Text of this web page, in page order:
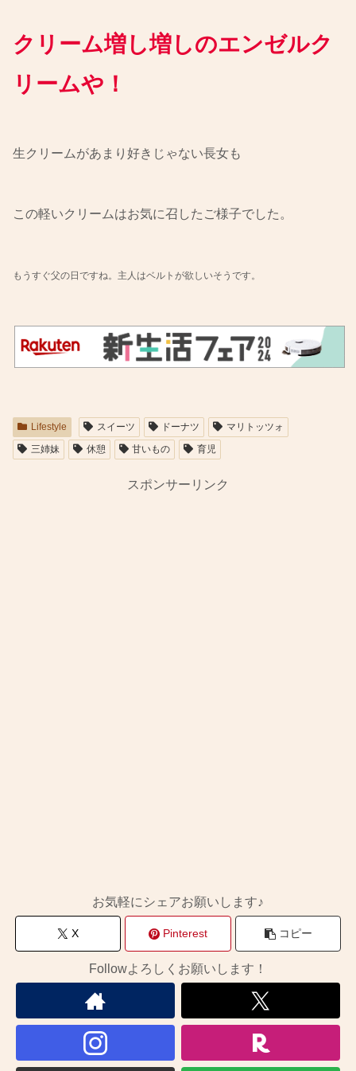
クリーム増し増しのエンゼルク
リームや！
生クリームがあまり好きじゃない長女も
この軽いクリームはお気に召したご様子でした。
もうすぐ父の日ですね。主人はベルトが欲しいそうです。
Lifestyle スイーツ ドーナツ
マリトッツォ
三姉妹
休憩 甘いもの 育児
スポンサーリンク
お気軽にシェアお願いします♪
X Pinterest コピー
Followよろしくお願いします！